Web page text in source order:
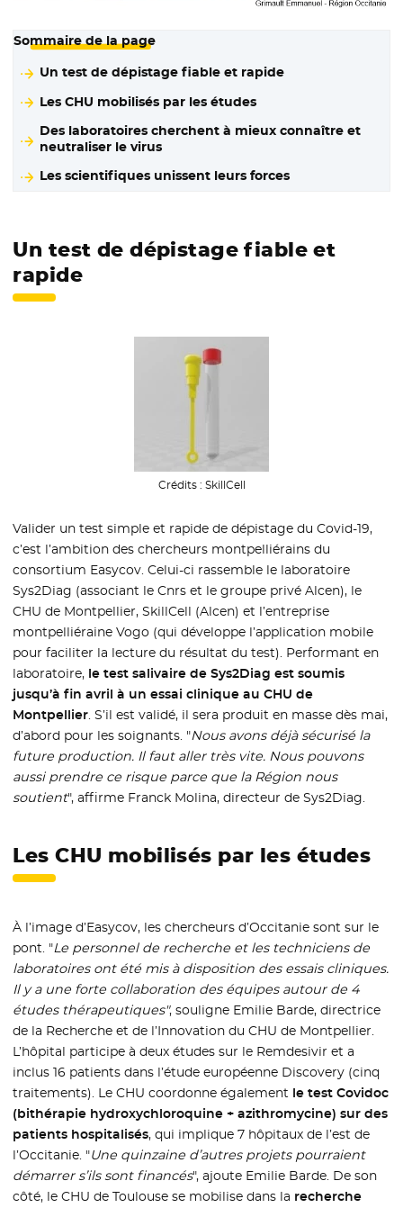
Sommaire de la page
Un test de dépistage fiable et rapide
Les CHU mobilisés par les études
Des laboratoires cherchent à mieux connaître et
neutraliser le virus
Les scientifiques unissent leurs forces
Un test de dépistage fiable et
rapide
Crédits : SkillCell
Valider un test simple et rapide de dépistage du Covid-19,
c’est l’ambition des chercheurs montpelliérains du
consortium Easycov. Celui-ci rassemble le laboratoire
Sys2Diag (associant le Cnrs et le groupe privé Alcen), le
CHU de Montpellier, SkillCell (Alcen) et l’entreprise
montpelliéraine Vogo (qui développe l’application mobile
pour faciliter la lecture du résultat du test). Performant en
laboratoire, le test salivaire de Sys2Diag est soumis
jusqu’à fin avril à un essai clinique au CHU de
Montpellier. S’il est validé, il sera produit en masse dès mai,
d’abord pour les soignants. "Nous avons déjà sécurisé la
future production. Il faut aller très vite. Nous pouvons
aussi prendre ce risque parce que la Région nous
soutient", affirme Franck Molina, directeur de Sys2Diag.
Les CHU mobilisés par les études
À l’image d’Easycov, les chercheurs d’Occitanie sont sur le
pont. "Le personnel de recherche et les techniciens de
laboratoires ont été mis à disposition des essais cliniques.
Il y a une forte collaboration des équipes autour de 4
études thérapeutiques", souligne Emilie Barde, directrice
de la Recherche et de l’Innovation du CHU de Montpellier.
L’hôpital participe à deux études sur le Remdesivir et a
inclus 16 patients dans l’étude européenne Discovery (cinq
traitements). Le CHU coordonne également le test Covidoc
(bithérapie hydroxychloroquine + azithromycine) sur des
patients hospitalisés, qui implique 7 hôpitaux de l’est de
l’Occitanie. "Une quinzaine d’autres projets pourraient
démarrer s’ils sont financés", ajoute Emilie Barde. De son
côté, le CHU de Toulouse se mobilise dans la recherche